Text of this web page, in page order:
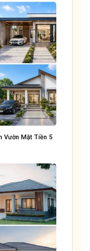
Vườn Mặt Tiền 5